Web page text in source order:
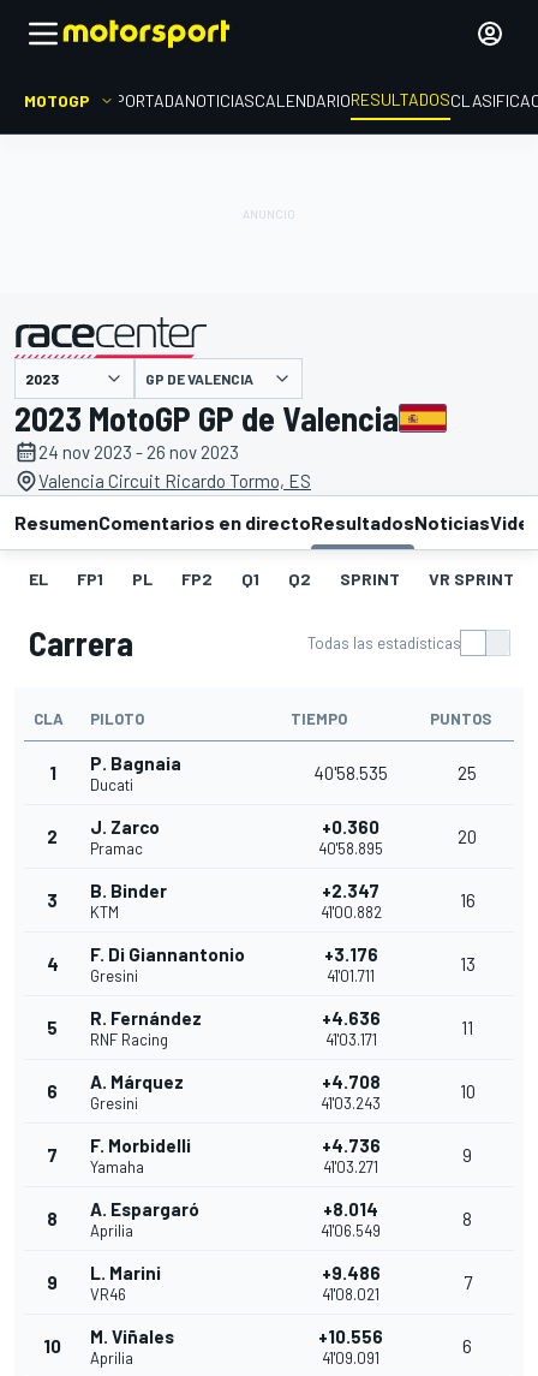
MOTOGP PORTADANOTICIASCALENDARIORESULTADOS
presentado por GP DE VALENCIA
2023 MotoGP GP de Valencia
24 nov 2023 - 26 nov 2023
Valencia Circuit Ricardo Tormo, ES
ResumenComentarios en directoResultadosNoticias
EL FP1 PL FP2 Q1 Q2 SPRINT VR SPRINT
Carrera Todas las estadísticas
CLA PILOTO TIEMPO PUNTOS
1 P. Bagnaia
Ducati
40'58.535 25
2 J. Zarco
Pramac
+0.360
40'58.895
20
3 B. Binder
KTM
+2.347
41'00.882
16
4 F. Di Giannantonio
Gresini
+3.176
41'01.711
13
5 R. Fernández
RNF Racing
+4.636
41'03.171
11
6 A. Márquez
Gresini
+4.708
41'03.243
10
7 F. Morbidelli
Yamaha
+4.736
41'03.271
9
8 A. Espargaró
Aprilia
+8.014
41'06.549
8
9 L. Marini
VR46
+9.486
41'08.021
7
10 M. Viñales
Aprilia
+10.556
41'09.091
6